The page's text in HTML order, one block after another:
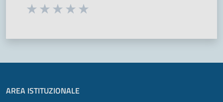
Seleziona una valutazione da 1 a 5 stelle
AREA ISTITUZIONALE